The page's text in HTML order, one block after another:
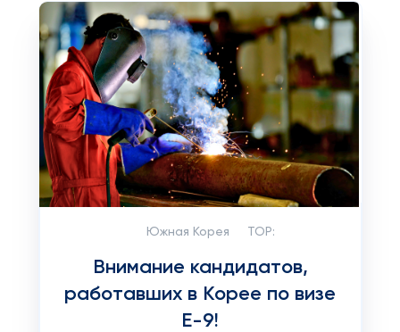
Южная Корея TOP:
Внимание кандидатов,
работавших в Корее по визе
Е-9!